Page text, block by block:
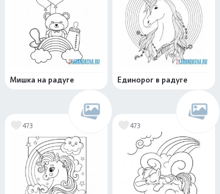
Мишка на радуге Единорог в радуге
473 473